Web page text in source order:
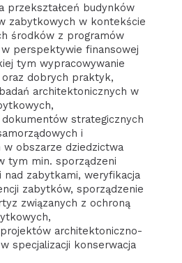
przekształceń budynków
zabytkowych w kontekście
środków z programów
perspektywie finansowej
tym wypracowywanie
dobrych praktyk,
architektonicznych w
dokumentów strategicznych
i
w obszarze dziedzictwa
tym min. sporządzeni
nad zabytkami, weryfikacja
zabytków, sporządzenie
związanych z ochroną
architektoniczno-
specjalizacji konserwacja